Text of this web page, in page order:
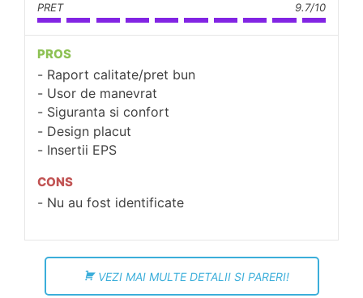
PRET 9.7/10
PROS
Raport calitate/pret bun
Usor de manevrat
Siguranta si confort
Design placut
Insertii EPS
CONS
Nu au fost identificate
VEZI MAI MULTE DETALII SI PARERI!